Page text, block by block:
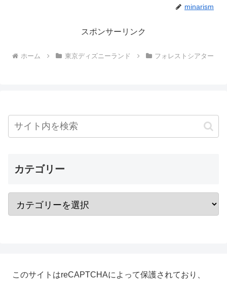
minarism
スポンサーリンク
ホーム 東京ディズニーランド フォレストシアター
カテゴリー
このサイトはreCAPTCHAによって保護されており、